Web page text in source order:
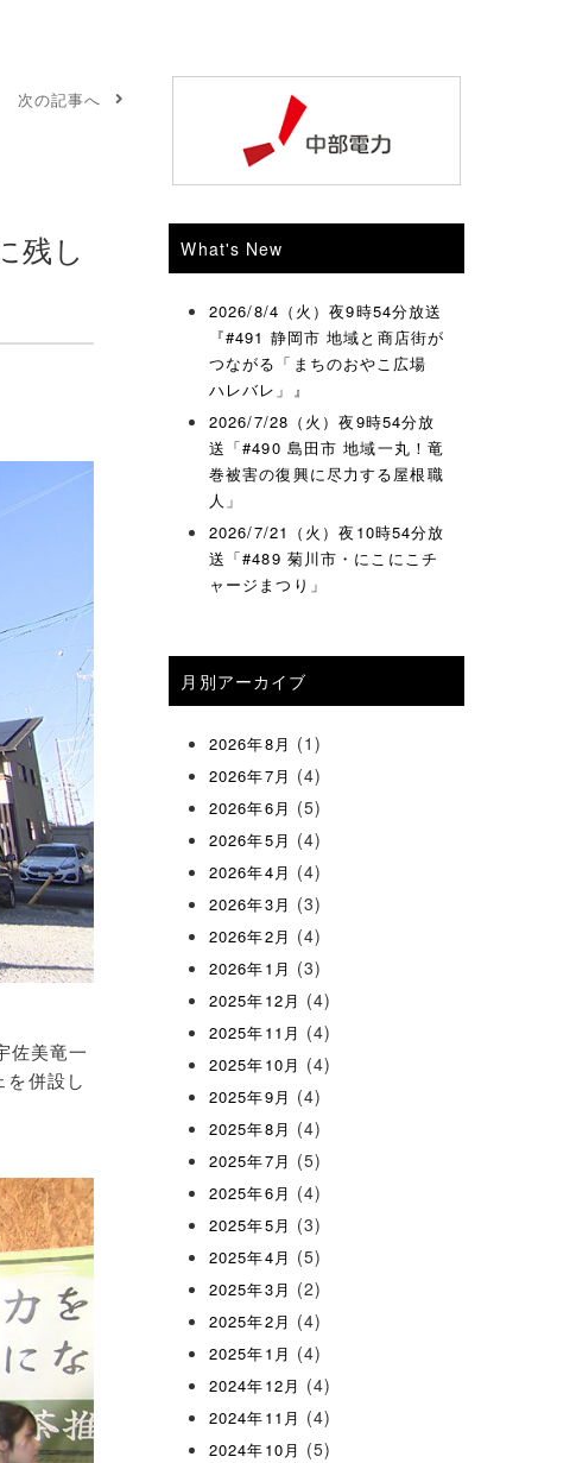
次の記事へ
残し
佐美竜一
を併設し
What's New
2026/8/4（火）夜9時54分放送
『#491 静岡市 地域と商店街が
つながる「まちのおやこ広場
ハレバレ」』
2026/7/28（火）夜9時54分放
送「#490 島田市 地域一丸！竜
巻被害の復興に尽力する屋根職
人」
2026/7/21（火）夜10時54分放
送「#489 菊川市・にこにこチ
ャージまつり」
月別アーカイブ
2026年8月 (1)
2026年7月 (4)
2026年6月 (5)
2026年5月 (4)
2026年4月 (4)
2026年3月 (3)
2026年2月 (4)
2026年1月 (3)
2025年12月 (4)
2025年11月 (4)
2025年10月 (4)
2025年9月 (4)
2025年8月 (4)
2025年7月 (5)
2025年6月 (4)
2025年5月 (3)
2025年4月 (5)
2025年3月 (2)
2025年2月 (4)
2025年1月 (4)
2024年12月 (4)
2024年11月 (4)
2024年10月 (5)